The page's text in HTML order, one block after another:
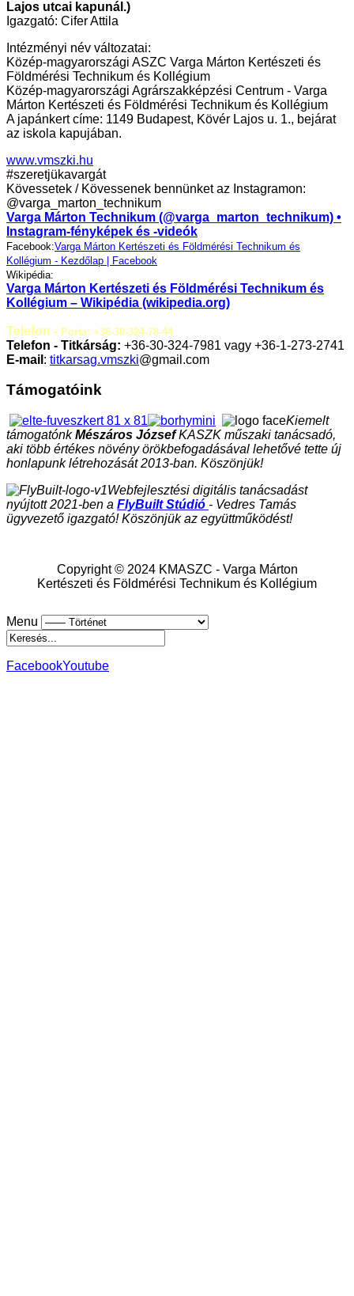
Lajos utcai kapunál.)
Igazgató: Cifer Attila
Intézményi név változatai:
Közép-magyarországi ASZC Varga Márton Kertészeti és
Földmérési Technikum és Kollégium
Közép-magyarországi Agrárszakképzési Centrum - Varga
Márton Kertészeti és Földmérési Technikum és Kollégium
A japánkert címe: 1149 Budapest, Kövér Lajos u. 1., bejárat
az iskola kapujában.
www.vmszki.hu
#szeretjükavargát
Kövessetek / Kövessenek bennünket az Instagramon:
@varga_marton_technikum
Varga Márton Technikum (@varga_marton_technikum) •
Instagram-fényképek és -videók
Facebook:Varga Márton Kertészeti és Földmérési Technikum és
Kollégium - Kezdőlap | Facebook
Wikipédia:
Varga Márton Kertészeti és Földmérési Technikum és
Kollégium – Wikipédia (wikipedia.org)
Telefon - Porta: +36-30-324-78-44
Telefon - Titkárság: +36-30-324-7981 vagy +36-1-273-2741
E-mail : titkarsag.vmszki@gmail.com
Támogatóink
Kiemelt
támogatónkMészáros JózsefKASZK műszaki tanácsadó,
aki több értékes növény örökbefogadásával lehetővé tette új
honlapunk létrehozását 2013-ban. Köszönjük!
Webfejlesztési digitális tanácsadást
nyújtott 2021-ben a FlyBuilt Stúdió - Vedres Tamás
ügyvezető igazgató! Köszönjük az együttműködést!
Copyright © 2024 KMASZC - Varga Márton
Kertészeti és Földmérési Technikum és Kollégium
Menu
FacebookYoutube